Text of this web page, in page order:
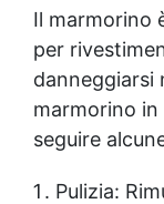
Il marmorino
per
danneggiarsi
marmorino
seguire
Pulizia: